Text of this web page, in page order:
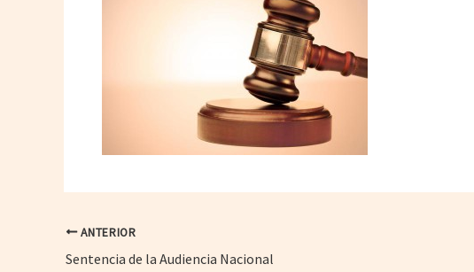
ANTERIOR
Sentencia de la Audiencia Nacional